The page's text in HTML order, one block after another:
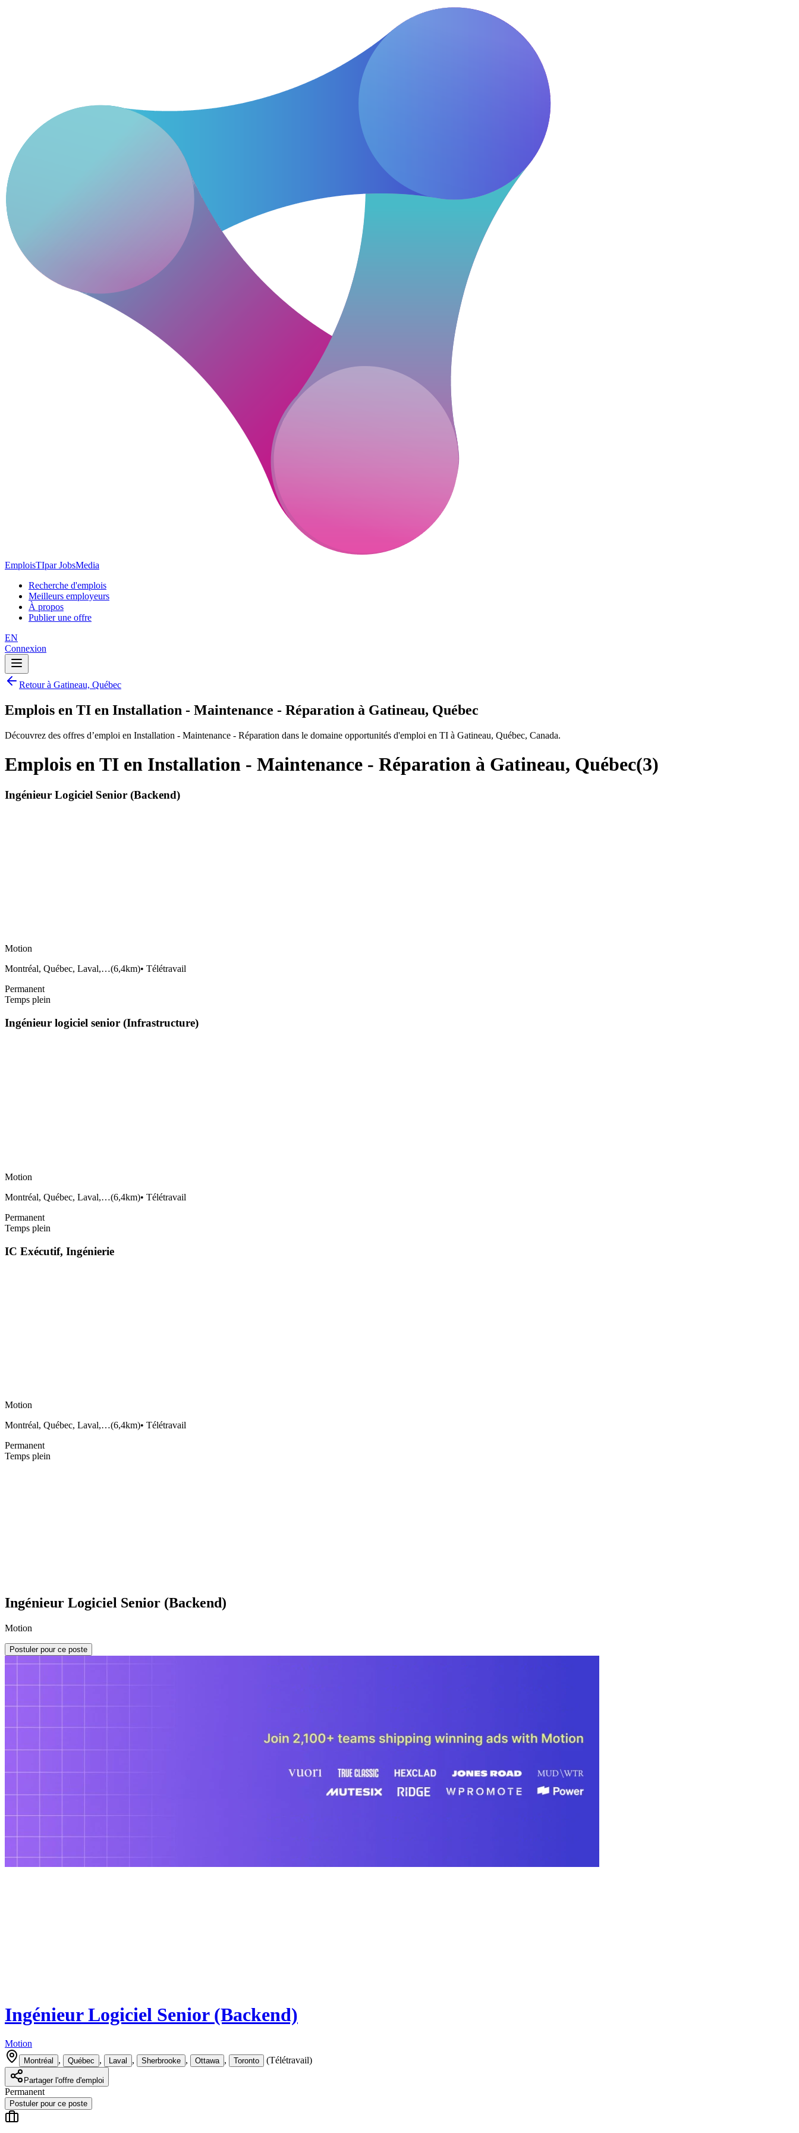
EmploisTIpar JobsMedia
Recherche d'emplois
Meilleurs employeurs
À propos
Publier une offre
EN
Connexion
Retour à Gatineau, Québec
Emplois en TI en Installation - Maintenance - Réparation à Gatineau, Québec
Découvrez des offres d’emploi en Installation - Maintenance - Réparation dans le domaine opportunités d'emploi en TI à Gatineau, Québec, Canada.
Emplois en TI en Installation - Maintenance - Réparation à Gatineau, Québec(3)
Ingénieur Logiciel Senior (Backend)
Motion
Montréal, Québec, Laval,…(6,4km)• Télétravail
Permanent
Temps plein
Ingénieur logiciel senior (Infrastructure)
Motion
Montréal, Québec, Laval,…(6,4km)• Télétravail
Permanent
Temps plein
IC Exécutif, Ingénierie
Motion
Montréal, Québec, Laval,…(6,4km)• Télétravail
Permanent
Temps plein
Ingénieur Logiciel Senior (Backend)
Motion
Postuler pour ce poste
Ingénieur Logiciel Senior (Backend)
Motion
Montréal , Québec , Laval , Sherbrooke , Ottawa , Toronto (Télétravail)
Partager l'offre d'emploi
Permanent
Postuler pour ce poste